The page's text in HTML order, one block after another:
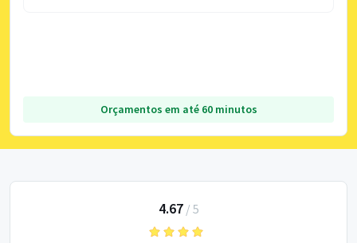
Orçamentos em até 60 minutos
4.67/ 5